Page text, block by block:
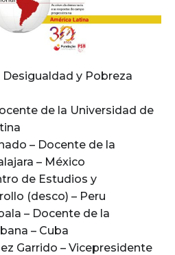
Desigualdad y Pobreza
de la Universidad de
– Docente de la
– México
de Estudios y
(desco) – Peru
– Docente de la
– Cuba
Garrido – Vicepresidente